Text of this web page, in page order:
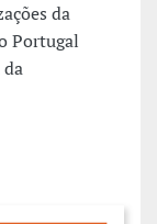
da
Portugal